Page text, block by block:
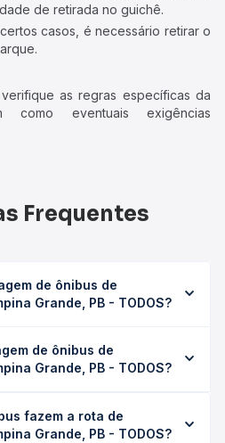
de retirada no guichê.
casos, é necessário retirar o
as regras específicas da
como eventuais exigências
Frequentes
de ônibus de
Grande, PB - TODOS?
em média 0 horas, podendo
tipo de serviço (convencional,
na data desejada.
de ônibus de
Grande, PB - TODOS?
custa em média não
a data da viagem, a
fazem a rota de
Grande, PB - TODOS?